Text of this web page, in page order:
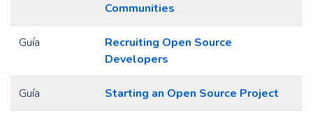
Communities
Guía
Recruiting Open Source
Developers
Guía Starting an Open Source Project